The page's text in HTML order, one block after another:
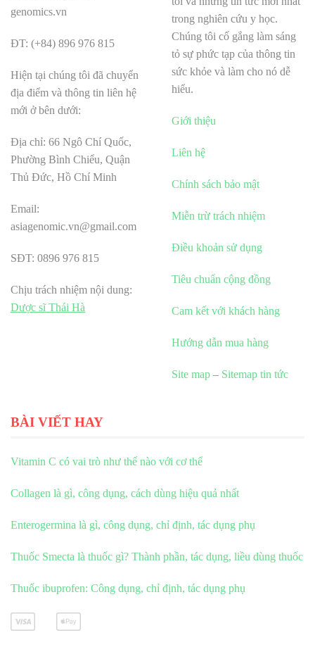
genomics.vn
ĐT: (+84) 896 976 815
Hiện tại chúng tôi đã chuyển
địa điểm và thông tin liên hệ
mới ở bên dưới:
Địa chỉ: 66 Ngô Chí Quốc,
Phường Bình Chiểu, Quận
Thủ Đức, Hồ Chí Minh
Email:
asiagenomic.vn@gmail.com
SĐT: 0896 976 815
Chịu trách nhiệm nội dung:
Dược sĩ Thái Hà
trong nghiên cứu y học.
Chúng tôi cố gắng làm sáng
tỏ sự phức tạp của thông tin
sức khỏe và làm cho nó dễ
hiểu.
Giới thiệu
Liên hệ
Chính sách bảo mật
Miễn trừ trách nhiệm
Điều khoản sử dụng
Tiêu chuẩn cộng đồng
Cam kết với khách hàng
Hướng dẫn mua hàng
Site map – Sitemap tin tức
BÀI VIẾT HAY
Vitamin C có vai trò như thế nào với cơ thể
Collagen là gì, công dụng, cách dùng hiệu quả nhất
Enterogermina là gì, công dụng, chỉ định, tác dụng phụ
Thuốc Smecta là thuốc gì? Thành phần, tác dụng, liều dùng thuốc
Thuốc ibuprofen: Công dụng, chỉ định, tác dụng phụ